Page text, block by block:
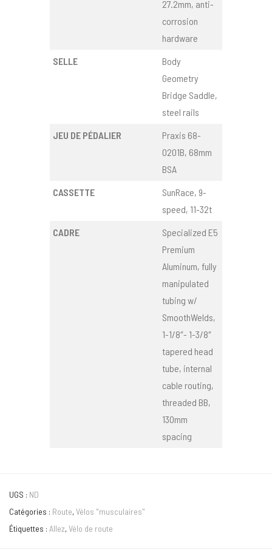
27.2mm, anti-
corrosion
hardware
SELLE
Body
Geometry
Bridge Saddle,
steel rails
JEU DE PÉDALIER
Praxis 68-
0201B, 68mm
BSA
CASSETTE
SunRace, 9-
speed, 11-32t
CADRE
Specialized E5
Premium
Aluminum, fully
manipulated
tubing w/
SmoothWelds,
1-1/8″- 1-3/8″
tapered head
tube, internal
cable routing,
threaded BB,
130mm
spacing
UGS : ND
Catégories : Route, Vélos "musculaires"
Étiquettes : Allez, Vélo de route